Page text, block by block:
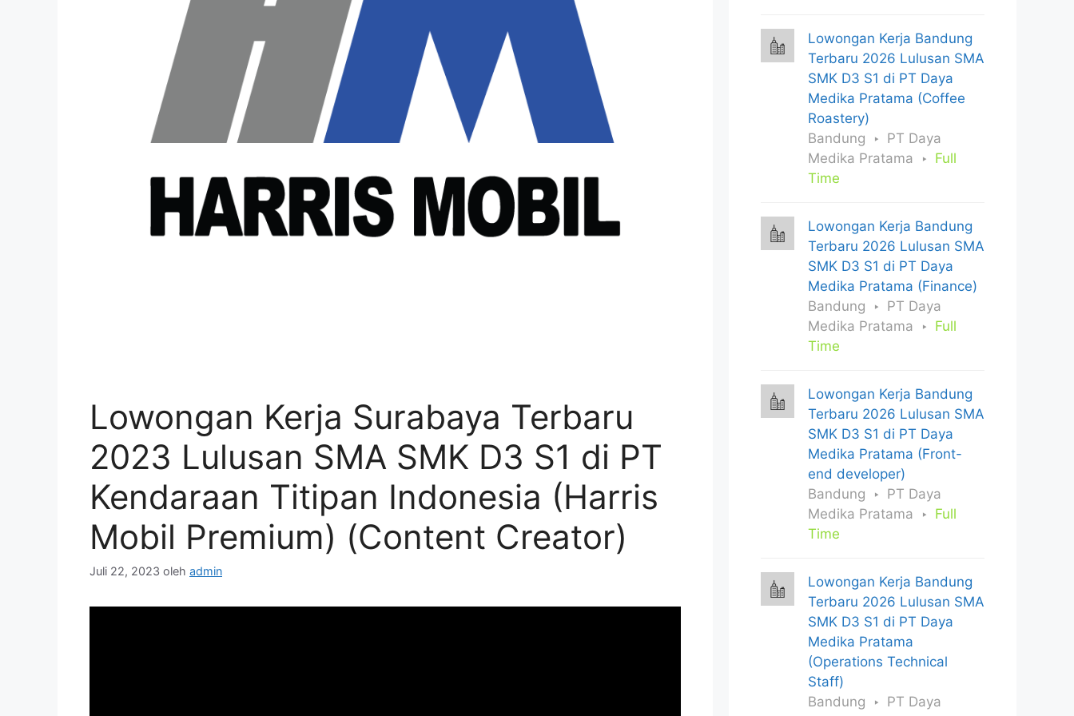
Lowongan Kerja Surabaya Terbaru
2023 Lulusan SMA SMK D3 S1 di PT
Kendaraan Titipan Indonesia (Harris
Mobil Premium) (Content Creator)
Juli 22, 2023 oleh admin
Lowongan Kerja Bandung
Terbaru 2026 Lulusan SMA
SMK D3 S1 di PT Daya
Medika Pratama (Coffee
Roastery)
Bandung
PT Daya
Medika Pratama
Full
Time
Lowongan Kerja Bandung
Terbaru 2026 Lulusan SMA
SMK D3 S1 di PT Daya
Medika Pratama (Finance)
Bandung
PT Daya
Medika Pratama
Full
Time
Lowongan Kerja Bandung
Terbaru 2026 Lulusan SMA
SMK D3 S1 di PT Daya
Medika Pratama (Front-
end developer)
Bandung
PT Daya
Medika Pratama
Full
Time
Lowongan Kerja Bandung
Terbaru 2026 Lulusan SMA
SMK D3 S1 di PT Daya
Medika Pratama
(Operations Technical
Staff)
Bandung
PT Daya